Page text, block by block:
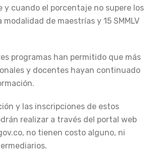
y cuando el porcentaje no supere los
modalidad de maestrías y 15 SMMLV
programas han permitido que más
y docentes hayan continuado
y las inscripciones de estos
realizar a través del portal web
no tienen costo alguno, ni